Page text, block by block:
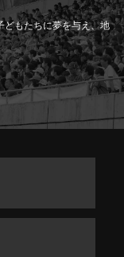
どもたちに夢を与え、地